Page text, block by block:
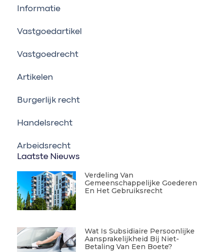
Informatie
Vastgoedartikel
Vastgoedrecht
Artikelen
Burgerlijk recht
Handelsrecht
Arbeidsrecht
Laatste Nieuws
Verdeling Van
Gemeenschappelijke Goederen
En Het Gebruiksrecht
Wat Is Subsidiaire Persoonlijke
Aansprakelijkheid Bij Niet-
Betaling Van Een Boete?